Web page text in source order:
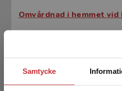
Samtycke
Omvårdnad i hemmet